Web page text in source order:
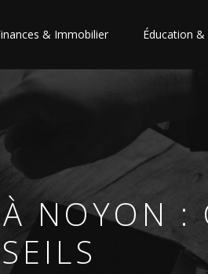
& Immobilier Éducation
NOYON :